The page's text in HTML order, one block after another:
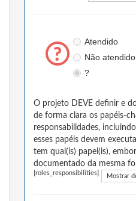
Atendido
Não atendido
?
O projeto DEVE definir e
de forma clara os papéis-
responsabilidades,
esses papéis devem
tem qual(is) papel(is),
documentado da mesma
[roles_responsibilities] Mostrar